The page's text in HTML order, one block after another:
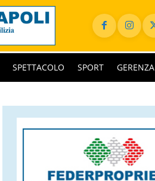
SPETTACOLO SPORT GERENZA